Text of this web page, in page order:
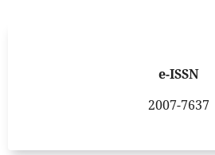
e-ISSN
2007-7637